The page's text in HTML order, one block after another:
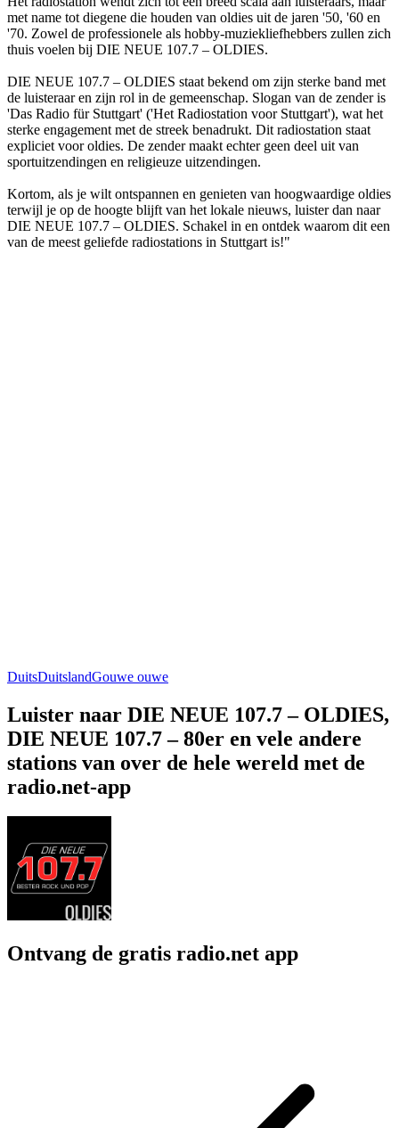
met name tot diegene die houden van oldies uit de jaren '50, '60 en
'70. Zowel de professionele als hobby-muziekliefhebbers zullen zich
thuis voelen bij DIE NEUE 107.7 – OLDIES.
DIE NEUE 107.7 – OLDIES staat bekend om zijn sterke band met
de luisteraar en zijn rol in de gemeenschap. Slogan van de zender is
'Das Radio für Stuttgart' ('Het Radiostation voor Stuttgart'), wat het
sterke engagement met de streek benadrukt. Dit radiostation staat
expliciet voor oldies. De zender maakt echter geen deel uit van
sportuitzendingen en religieuze uitzendingen.
Kortom, als je wilt ontspannen en genieten van hoogwaardige oldies
terwijl je op de hoogte blijft van het lokale nieuws, luister dan naar
DIE NEUE 107.7 – OLDIES. Schakel in en ontdek waarom dit een
van de meest geliefde radiostations in Stuttgart is!"
DuitsDuitslandGouwe ouwe
Luister naar DIE NEUE 107.7 – OLDIES,
DIE NEUE 107.7 – 80er en vele andere
stations van over de hele wereld met de
radio.net-app
Ontvang de gratis radio.net app